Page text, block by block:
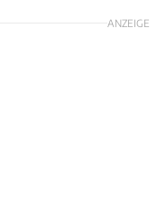
ANZEIGE